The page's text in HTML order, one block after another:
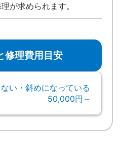
が求められます。
修理費用目安
い・斜めになっている
50,000円～